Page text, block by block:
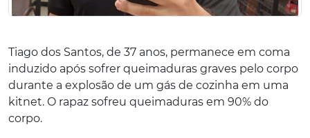
Tiago dos Santos, de 37 anos, permanece em coma
induzido após sofrer queimaduras graves pelo corpo
durante a explosão de um gás de cozinha em uma
kitnet. O rapaz sofreu queimaduras em 90% do
corpo.